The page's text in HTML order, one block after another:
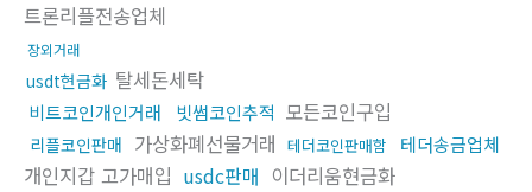
트론리플전송업체
장외거래
usdt현금화 탈세돈세탁
비트코인개인거래 빗썸코인추적 모든코인구입
리플코인판매 가상화폐선물거래 테더코인판매함 테더송금업체
개인지갑 고가매입 usdc판매 이더리움현금화